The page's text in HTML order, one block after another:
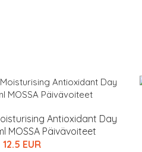
Antioxidant Day
MOSSA Päivävoiteet
12.5 EUR